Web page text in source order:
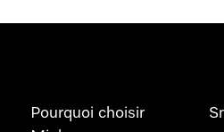
Pourquoi choisir